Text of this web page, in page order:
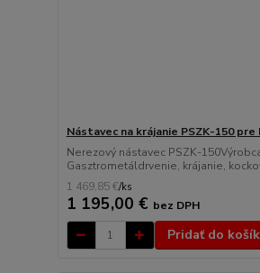
Nástavec na krájanie PSZK-150 pre
Nerezový nástavec PSZK-
Gasztrometáldrvenie, krájanie,
1 469,85 €/ks
1 195,00 € bez DPH
Pridať do